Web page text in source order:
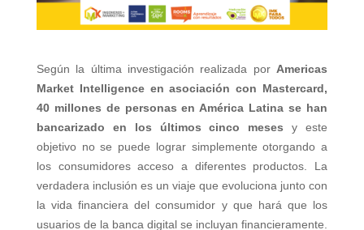
Según la última investigación realizada por Americas
Market Intelligence en asociación con Mastercard,
40 millones de personas en América Latina se han
bancarizado en los últimos cinco meses y este
objetivo no se puede lograr simplemente otorgando a
los consumidores acceso a diferentes productos. La
verdadera inclusión es un viaje que evoluciona junto con
la vida financiera del consumidor y que hará que los
usuarios de la banca digital se incluyan financieramente.